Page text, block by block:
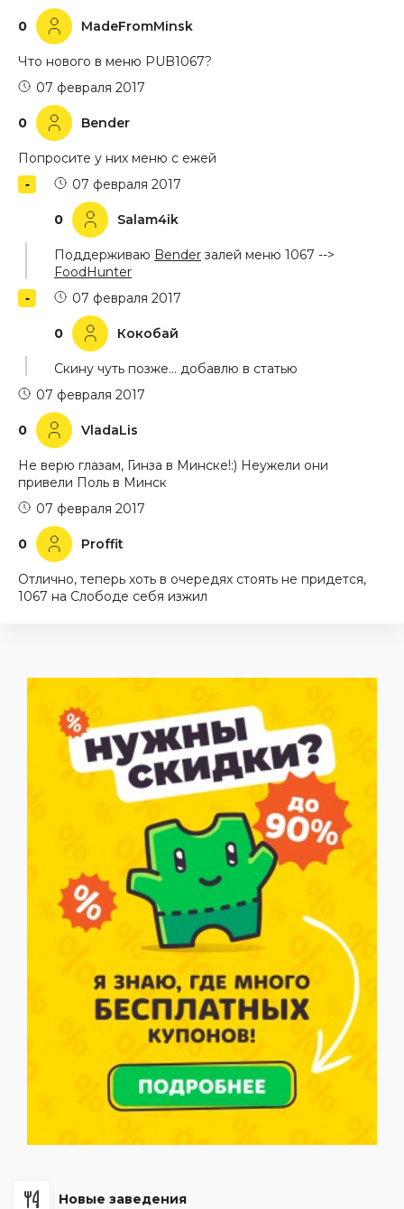
0 MadeFromMinsk
Что нового в меню PUB1067?
0 Bender
07 февраля 2017
Попросите у них меню с ежей
0 Salam4ik
07 февраля 2017
Поддерживаю Bender залей меню 1067 -->
FoodHunter
0 Кокобай
07 февраля 2017
Скину чуть позже… добавлю в статью
0 VladaLis
07 февраля 2017
Не верю глазам, Гинза в Минске!:) Неужели они
привели Поль в Минск
0 Proffit
07 февраля 2017
Отлично, теперь хоть в очередях стоять не придется,
1067 на Слободе себя изжил
Новые заведения